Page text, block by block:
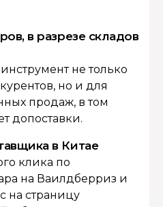
в разрезе складов
не только
но и для
продаж, в том
допоставки.
в Китае
клика по
на Ваилдберриз и
на страницу